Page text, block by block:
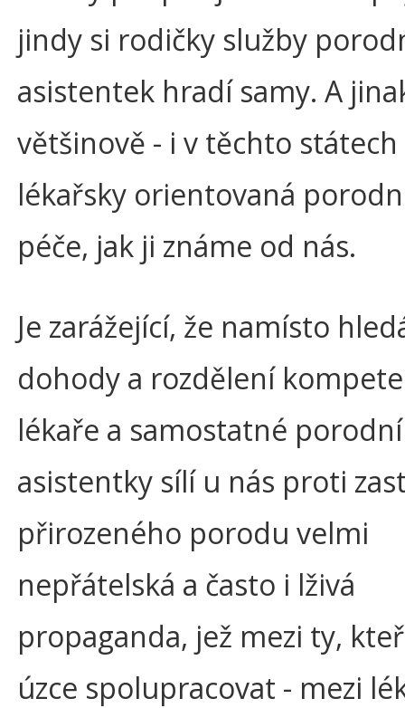
jindy si rodičky služby
asistentek hradí samy. A
většinově - i v těchto
lékařsky orientovaná
péče, jak ji známe od nás.
Je zarážející, že namísto
dohody a rozdělení
lékaře a samostatné porodní
asistentky sílí u nás proti
přirozeného porodu velmi
nepřátelská a často i lživá
propaganda, jež mezi ty,
úzce spolupracovat - mezi